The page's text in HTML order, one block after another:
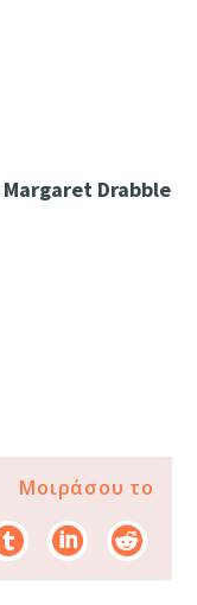
Margaret Drabble
Μοιράσου το